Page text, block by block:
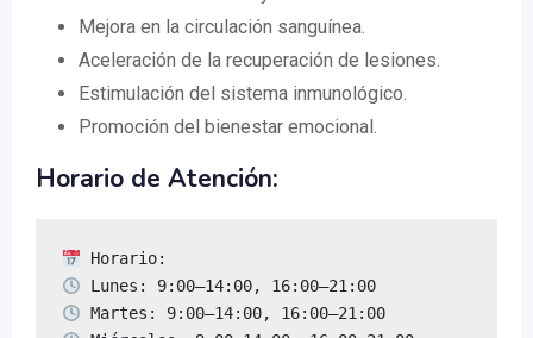
Mejora en la circulación sanguínea.
Aceleración de la recuperación de lesiones.
Estimulación del sistema inmunológico.
Promoción del bienestar emocional.
Horario de Atención: